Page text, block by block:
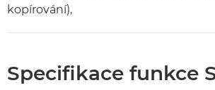
kopírování),
Specifikace funkce